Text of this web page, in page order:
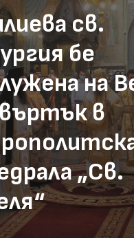
св.
бе
на
в
„Св.